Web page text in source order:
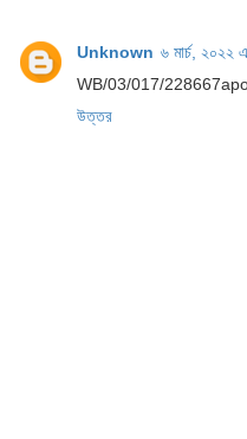
Unknown ৬ মার্চ, ২০২২
WB/03/017/
উত্তর